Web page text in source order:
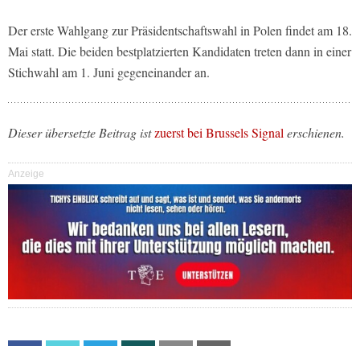
Der erste Wahlgang zur Präsidentschaftswahl in Polen findet am 18.
Mai statt. Die beiden bestplatzierten Kandidaten treten dann in einer
Stichwahl am 1. Juni gegeneinander an.
Dieser übersetzte Beitrag istzuerst bei Brussels Signalerschienen.
Anzeige